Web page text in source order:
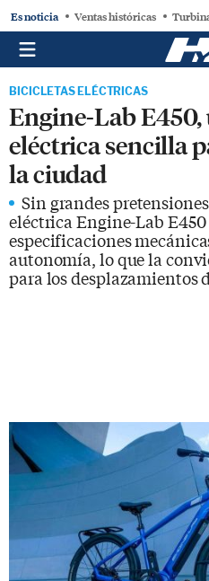
Es noticia Ventas históricas
BICICLETAS ELÉCTRICAS
Engine-Lab
eléctrica sencilla
la ciudad
Sin grandes
eléctrica Engine-Lab
especificaciones
autonomía, lo que la
para los desplazamientos